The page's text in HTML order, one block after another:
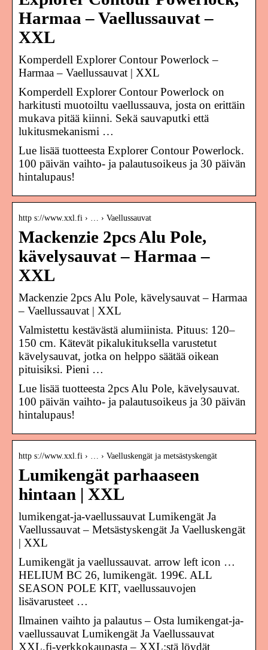
Harmaa – Vaellussauvat –
XXL
Komperdell Explorer Contour Powerlock –
Harmaa – Vaellussauvat | XXL
Komperdell Explorer Contour Powerlock on
harkitusti muotoiltu vaellussauva, josta on erittäin
mukava pitää kiinni. Sekä sauvaputki että
lukitusmekanismi …
Lue lisää tuotteesta Explorer Contour Powerlock.
100 päivän vaihto- ja palautusoikeus ja 30 päivän
hintalupaus!
http s://www.xxl.fi › … › Vaellussauvat
Mackenzie 2pcs Alu Pole,
kävelysauvat – Harmaa –
XXL
Mackenzie 2pcs Alu Pole, kävelysauvat – Harmaa
– Vaellussauvat | XXL
Valmistettu kestävästä alumiinista. Pituus: 120–
150 cm. Kätevät pikalukituksella varustetut
kävelysauvat, jotka on helppo säätää oikean
pituisiksi. Pieni …
Lue lisää tuotteesta 2pcs Alu Pole, kävelysauvat.
100 päivän vaihto- ja palautusoikeus ja 30 päivän
hintalupaus!
http s://www.xxl.fi › … › Vaelluskengät ja metsästyskengät
Lumikengät parhaaseen
hintaan | XXL
lumikengat-ja-vaellussauvat Lumikengät Ja
Vaellussauvat – Metsästyskengät Ja Vaelluskengät
| XXL
Lumikengät ja vaellussauvat. arrow left icon …
HELIUM BC 26, lumikengät. 199€. ALL
SEASON POLE KIT, vaellussauvojen
lisävarusteet …
Ilmainen vaihto ja palautus – Osta lumikengat-ja-
vaellussauvat Lumikengät Ja Vaellussauvat
XXL.fi-verkkokaupasta – XXL:stä löydät